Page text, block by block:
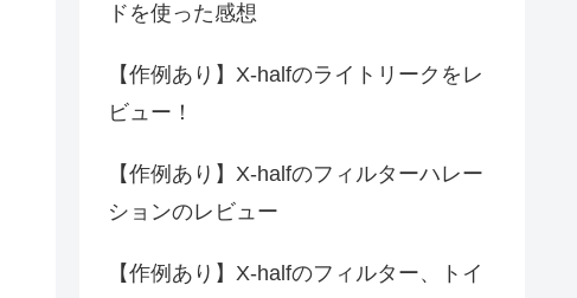
ドを使った感想
【作例あり】X-halfのライトリークをレ
ビュー！
【作例あり】X-halfのフィルターハレー
ションのレビュー
【作例あり】X-halfのフィルター、トイ